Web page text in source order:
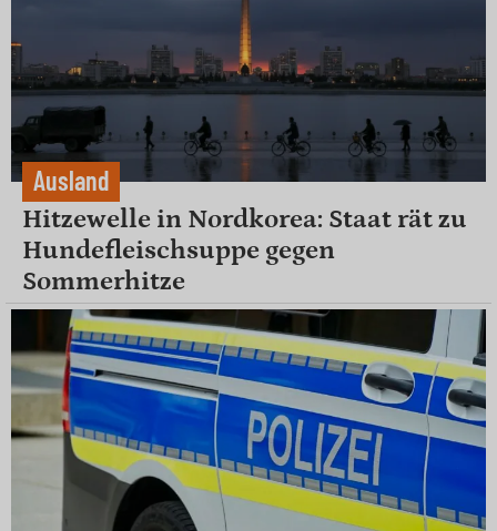
Ausland
Hitzewelle in Nordkorea: Staat rät zu
Hundefleischsuppe gegen
Sommerhitze